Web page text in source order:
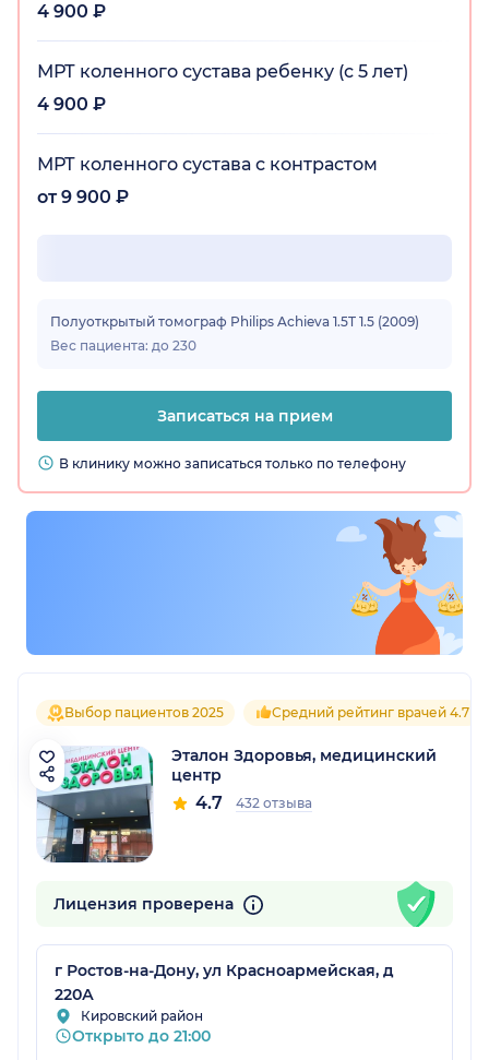
4 900 ₽
МРТ коленного сустава ребенку (с 5 лет)
4 900 ₽
МРТ коленного сустава с контрастом
от 9 900 ₽
Полуоткрытый томограф Philips Achieva 1.5T 1.5 (2009)
Вес пациента: до 230
Записаться на прием
В клинику можно записаться только по телефону
Выбор пациентов 2025 Средний рейтинг врачей 4.7
Эталон Здоровья, медицинский
центр
4.7 432 отзыва
Лицензия проверена
г Ростов-на-Дону, ул Красноармейская, д
220А
Кировский район
Открыто до 21:00